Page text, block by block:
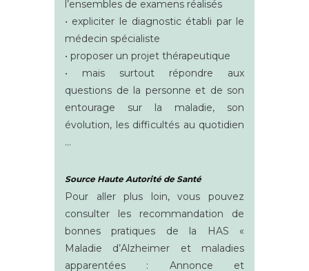
l’ensembles de examens réalisés
• expliciter le diagnostic établi par le
médecin spécialiste
• proposer un projet thérapeutique
• mais surtout répondre aux
questions de la personne et de son
entourage sur la maladie, son
évolution, les difficultés au quotidien
…
Source Haute Autorité de Santé
Pour aller plus loin, vous pouvez
consulter les recommandation de
bonnes pratiques de la HAS «
Maladie d’Alzheimer et maladies
apparentées : Annonce et